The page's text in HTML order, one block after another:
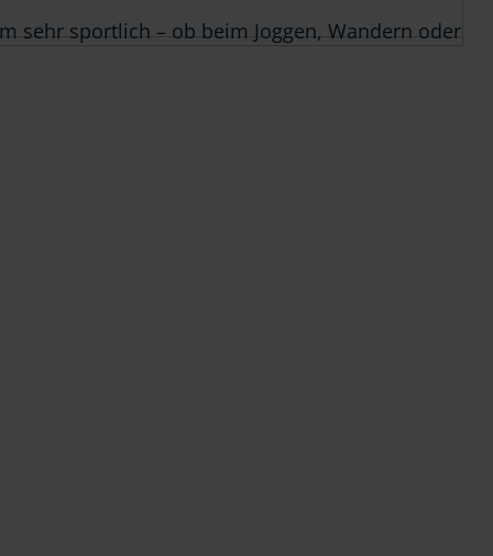
sehr sportlich – ob beim Joggen, Wandern oder